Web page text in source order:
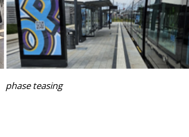
phase teasing